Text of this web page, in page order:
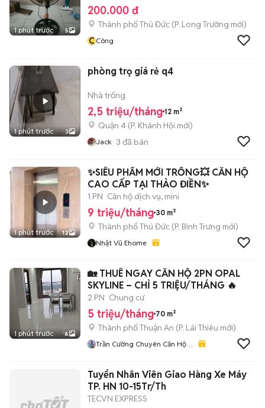
1 phút trước 5
200.000 đ
Thành phố Thủ Đức (P. Long Trường mới)
CCông
1 phút trước 3
phòng trọ giá rẻ q4
Nhà trống
2,5 triệu/tháng 12 m²
Quận 4 (P. Khánh Hội mới)
Jack 3 đã bán
1 phút trước 12
✨SIÊU PHẨM MỚI TRỐNG💥 CĂN HỘ
CAO CẤP TẠI THẢO ĐIỀN✨
1 PN Căn hộ dịch vụ, mini
9 triệu/tháng 30 m²
Thành phố Thủ Đức (P. Bình Trưng mới)
Nhật Vũ Ehome
1 phút trước 6
🏡 THUÊ NGAY CĂN HỘ 2PN OPAL
SKYLINE – CHỈ 5 TRIỆU/THÁNG 🔥
2 PN Chung cư
5 triệu/tháng 70 m²
Thành phố Thuận An (P. Lái Thiêu mới)
Trần Cường Chuyên Căn Hộ
Tuyển Nhân Viên Giao Hàng Xe Máy
TP. HN 10-15Tr/Th
TECVN EXPRESS